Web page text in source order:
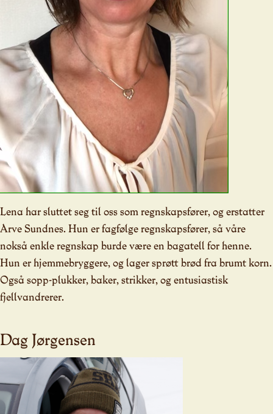
Lena har sluttet seg til oss som regnskapsfører, og erstatter
Arve Sundnes. Hun er fagfølge regnskapsfører, så våre
nokså enkle regnskap burde være en bagatell for henne.
Hun er hjemmebryggere, og lager sprøtt brød fra brumt korn.
Også sopp-plukker, baker, strikker, og entusiastisk
fjellvandrerer.
Dag Jørgensen